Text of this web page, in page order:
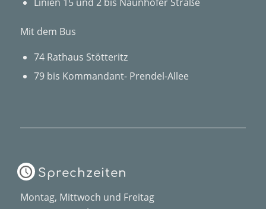
Mit dem Bus
74 Rathaus Stötteritz
79 bis Kommandant- Prendel-Allee
Sprechzeiten
Montag, Mittwoch und Freitag